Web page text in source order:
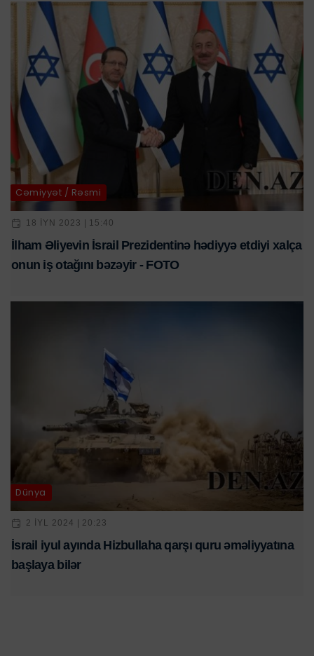
Cəmiyyət / Rəsmi
18 IYN 2023 | 15:40
İlham Əliyevin İsrail Prezidentinə hədiyyə etdiyi xalça
onun iş otağını bəzəyir - FOTO
Dünya
2 IYL 2024 | 20:23
İsrail iyul ayında Hizbullaha qarşı quru əməliyyatına
başlaya bilər